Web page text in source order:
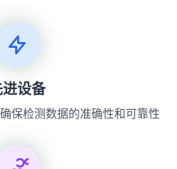
设备
保检测数据的准确性和可靠性